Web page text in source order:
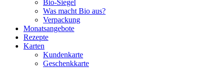
Bio-Siegel
Was macht Bio aus?
Verpackung
Monatsangebote
Rezepte
Karten
Kundenkarte
Geschenkkarte